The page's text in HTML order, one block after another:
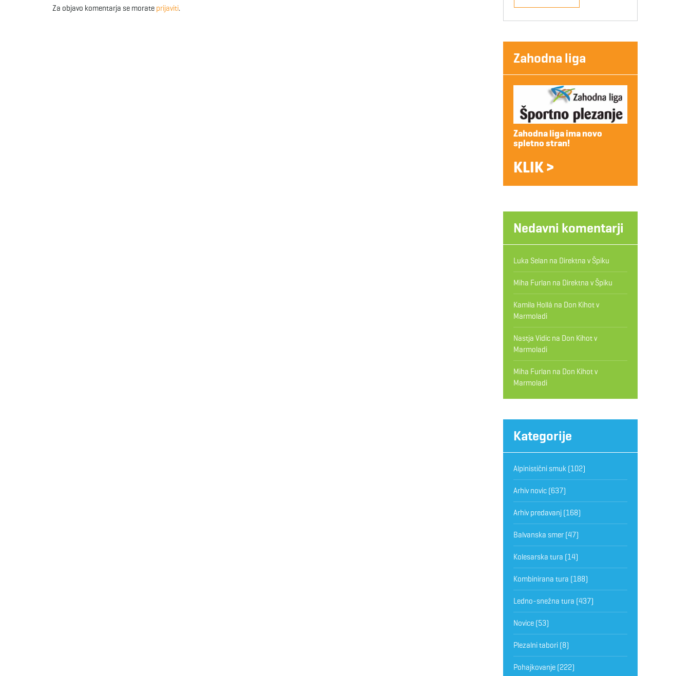
Za objavo komentarja se morate prijaviti.
Zahodna liga
Zahodna liga ima novo
spletno stran!
KLIK >
Nedavni komentarji
Luka Selan na Direktna v Špiku
Miha Furlan na Direktna v Špiku
Kamila Hollá na Don Kihot v
Marmoladi
Nastja Vidicna Don Kihot v
Marmoladi
Miha Furlan na Don Kihot v
Marmoladi
Kategorije
Alpinistični smuk(102)
Arhiv novic(637)
Arhiv predavanj(168)
Balvanska smer(47)
Kolesarska tura (14)
Kombinirana tura (188)
Ledno-snežna tura (437)
Novice(53)
Plezalni tabori(8)
Pohajkovanje(222)